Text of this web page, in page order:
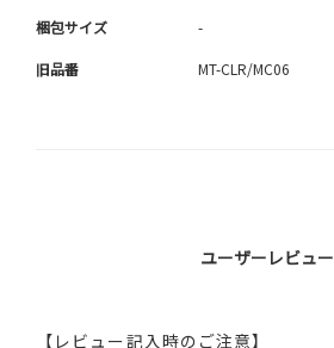
梱包サイズ -
旧品番 MT-CLR/MC06
ユーザーレビュー
【レビュー記入時のご注意】